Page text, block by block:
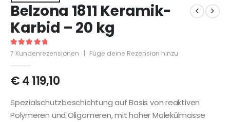
Belzona 1811 Keramik-
Karbid – 20 kg
5 out of 5
7 Kundenrezensionen | Füge deine Rezension hinzu
€4 119,10
Spezialschutzbeschichtung auf Basis von reaktiven
Polymeren und Oligomeren, mit hoher Molekülmasse